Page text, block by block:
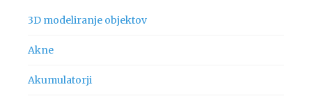
3D modeliranje objektov
Akne
Akumulatorji